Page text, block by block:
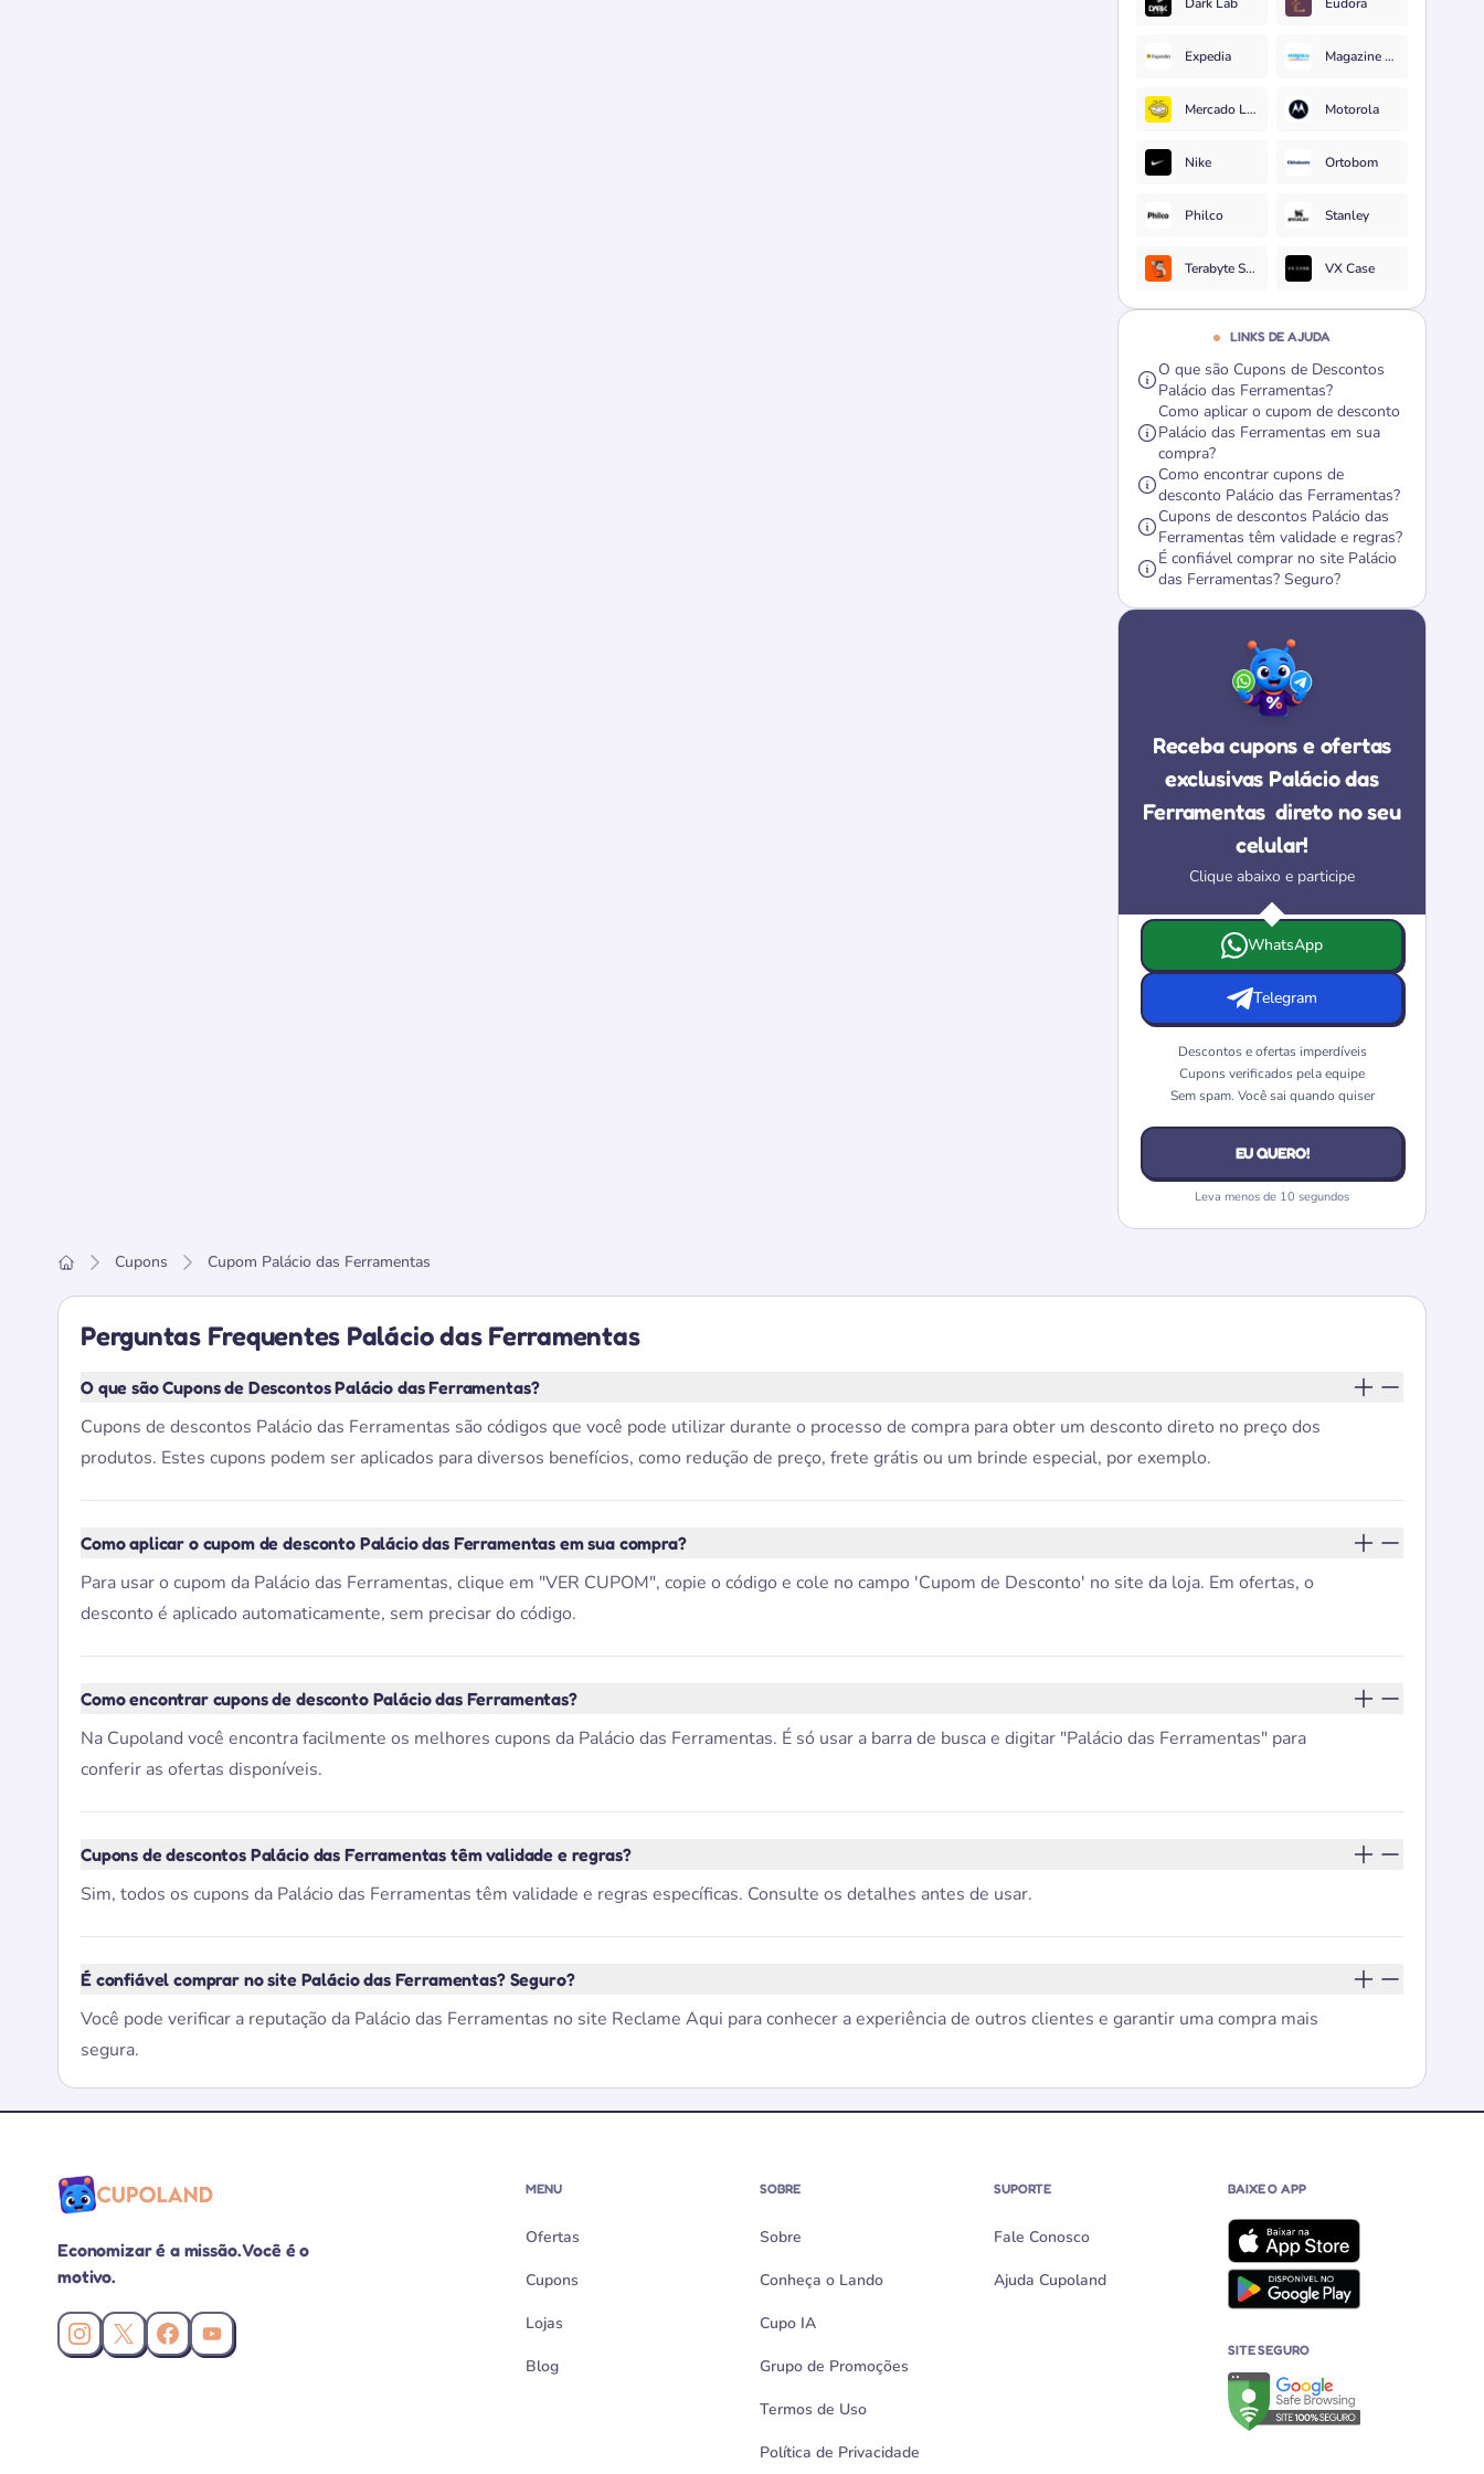
Expedia Magazine Luiza
Mercado Livre Motorola
Nike Ortobom
Philco Stanley
Terabyte Shop VX Case
LINKS DE AJUDA
O que são Cupons de Descontos
Palácio das Ferramentas?
Como aplicar o cupom de desconto
Palácio das Ferramentas em sua
compra?
Como encontrar cupons de
desconto Palácio das Ferramentas?
Cupons de descontos Palácio das
Ferramentas têm validade e regras?
É confiável comprar no site Palácio
das Ferramentas? Seguro?
Receba cupons e ofertas
exclusivas Palácio das
Ferramentas direto no seu
celular!
Clique abaixo e participe
Escolha onde deseja receber as ofertas e
WhatsApp
Telegram
Descontos e ofertas imperdíveis
Cupons verificados pela equipe
Sem spam. Você sai quando quiser
EU QUERO!
Leva menos de 10 segundos
Cupons Cupom Palácio das Ferramentas
Perguntas Frequentes Palácio das Ferramentas
O que são Cupons de Descontos Palácio das Ferramentas?
Cupons de descontos Palácio das Ferramentas são códigos que você pode utilizar durante o processo de compra para obter um desconto direto no preço dos
produtos. Estes cupons podem ser aplicados para diversos benefícios, como redução de preço, frete grátis ou um brinde especial, por exemplo.
Como aplicar o cupom de desconto Palácio das Ferramentas em sua compra?
Para usar o cupom da Palácio das Ferramentas, clique em "VER CUPOM", copie o código e cole no campo 'Cupom de Desconto' no site da loja. Em ofertas, o
desconto é aplicado automaticamente, sem precisar do código.
Como encontrar cupons de desconto Palácio das Ferramentas?
Na Cupoland você encontra facilmente os melhores cupons da Palácio das Ferramentas. É só usar a barra de busca e digitar "Palácio das Ferramentas" para
conferir as ofertas disponíveis.
Cupons de descontos Palácio das Ferramentas têm validade e regras?
Sim, todos os cupons da Palácio das Ferramentas têm validade e regras específicas. Consulte os detalhes antes de usar.
É confiável comprar no site Palácio das Ferramentas? Seguro?
Você pode verificar a reputação da Palácio das Ferramentas no site Reclame Aqui para conhecer a experiência de outros clientes e garantir uma compra mais
segura.
Economizar é a missão. Você é o
motivo.
Instagram da Cupoland
X (Twitter) da Cupoland
Facebook da Cupoland
Canal da Cupoland no YouTube
MENU
Ofertas
Cupons
Lojas
Blog
SOBRE
Sobre
Conheça o Lando
Cupo IA
Grupo de Promoções
Termos de Uso
Política de Privacidade
SUPORTE
Fale Conosco
Ajuda Cupoland
BAIXE O APP
SITE SEGURO
Verificação de site seguro no